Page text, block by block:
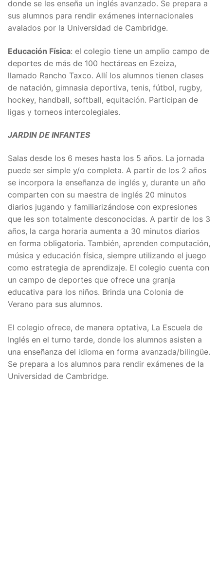
donde se les enseña un inglés avanzado. Se prepara a
sus alumnos para rendir exámenes internacionales
avalados por la Universidad de Cambridge.
Educación Física: el colegio tiene un amplio campo de
deportes de más de 100 hectáreas en Ezeiza,
llamado Rancho Taxco. Allí los alumnos tienen clases
de natación, gimnasia deportiva, tenis, fútbol, rugby,
hockey, handball, softball, equitación. Participan de
ligas y torneos intercolegiales.
JARDIN DE INFANTES
Salas desde los 6 meses hasta los 5 años. La jornada
puede ser simple y/o completa. A partir de los 2 años
se incorpora la enseñanza de inglés y, durante un año
comparten con su maestra de inglés 20 minutos
diarios jugando y familiarizándose con expresiones
que les son totalmente desconocidas. A partir de los 3
años, la carga horaria aumenta a 30 minutos diarios
en forma obligatoria. También, aprenden computación,
música y educación física, siempre utilizando el juego
como estrategia de aprendizaje. El colegio cuenta con
un campo de deportes que ofrece una granja
educativa para los niños. Brinda una Colonia de
Verano para sus alumnos.
El colegio ofrece, de manera optativa, La Escuela de
Inglés en el turno tarde, donde los alumnos asisten a
una enseñanza del idioma en forma avanzada/bilingüe.
Se prepara a los alumnos para rendir exámenes de la
Universidad de Cambridge.